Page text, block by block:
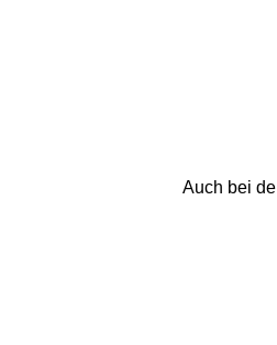
Auch bei